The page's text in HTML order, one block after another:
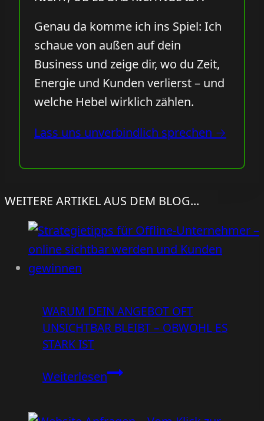
Genau da komme ich ins Spiel: Ich
schaue von außen auf dein
Business und zeige dir, wo du Zeit,
Energie und Kunden verlierst – und
welche Hebel wirklich zählen.
Lass uns unverbindlich sprechen →
WEITERE ARTIKEL AUS DEM BLOG...
WARUM DEIN ANGEBOT OFT
UNSICHTBAR BLEIBT – OBWOHL ES
STARK IST
WeiterlesenWarum